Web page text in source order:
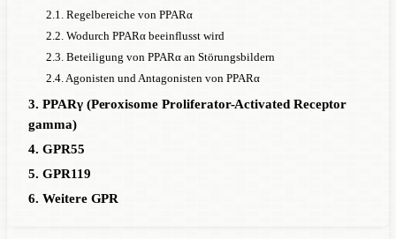
2.1. Regelbereiche von PPARα
2.2. Wodurch PPARα beeinflusst wird
2.3. Beteiligung von PPARα an Störungsbildern
2.4. Agonisten und Antagonisten von PPARα
3. PPARγ (Peroxisome Proliferator-Activated Receptor
gamma)
4. GPR55
5. GPR119
6. Weitere GPR